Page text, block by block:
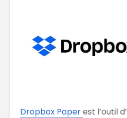
Dropbox Paperest l’outil